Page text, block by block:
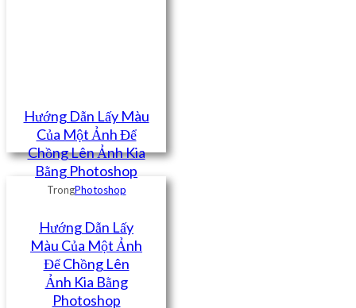
Hướng Dẫn Lấy Màu
Của Một Ảnh Để
Chồng Lên Ảnh Kia
Bằng Photoshop
TrongPhotoshop
Hướng Dẫn Lấy
Màu Của Một Ảnh
Để Chồng Lên
Ảnh Kia Bằng
Photoshop